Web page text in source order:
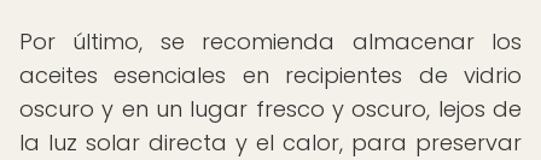
Por último, se recomienda almacenar los
aceites esenciales en recipientes de vidrio
oscuro y en un lugar fresco y oscuro, lejos de
la luz solar directa y el calor, para preservar